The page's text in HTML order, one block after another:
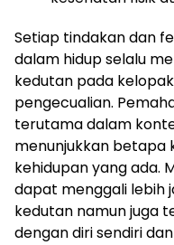
Setiap tindakan dan
dalam hidup selalu
kedutan pada
pengecualian.
terutama dalam
menunjukkan betapa
kehidupan yang ada.
dapat menggali lebih
kedutan namun juga
dengan diri sendiri